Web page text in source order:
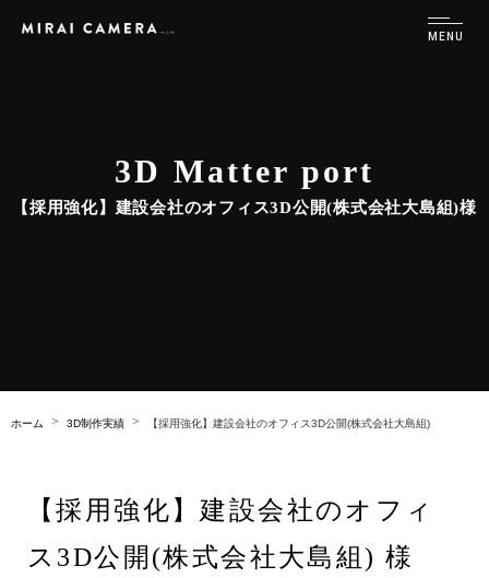
3D Matter port
【採用強化】建設会社のオフィス3D公開(株式会社大島組)様
ホーム 3D制作実績 【採用強化】建設会社のオフィス3D公開(株式会社大島組)
【採用強化】建設会社のオフィ
ス3D公開(株式会社大島組) 様